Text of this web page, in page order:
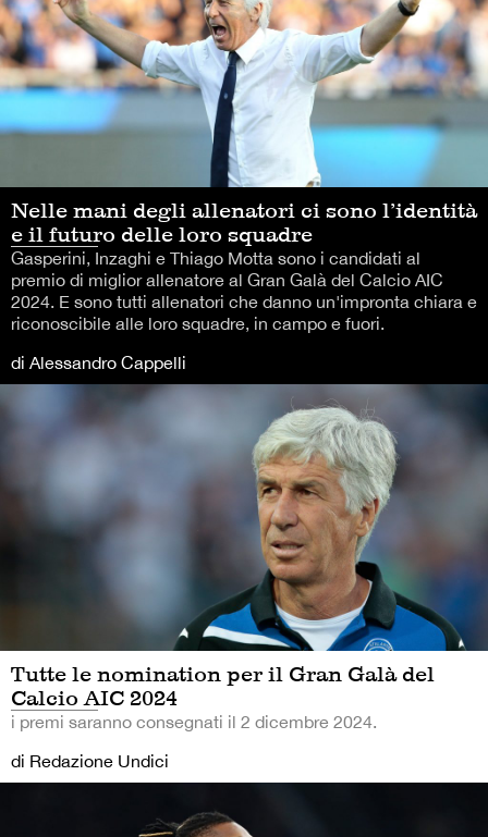
Nelle mani degli allenatori ci sono l’identità
e il futuro delle loro squadre
Gasperini, Inzaghi e Thiago Motta sono i candidati al
premio di miglior allenatore al Gran Galà del Calcio AIC
2024. E sono tutti allenatori che danno un'impronta chiara e
riconoscibile alle loro squadre, in campo e fuori.
di Alessandro Cappelli
Tutte le nomination per il Gran Galà del
Calcio AIC 2024
i premi saranno consegnati il 2 dicembre 2024.
di Redazione Undici